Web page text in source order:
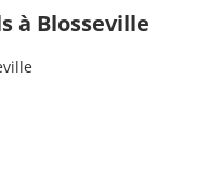
à Blosseville